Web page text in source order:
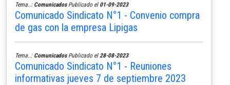
Tema..: ComunicadosPublicado el 01-09-2023
Comunicado Sindicato N°1 - Convenio compra
de gas con la empresa Lipigas
Tema..: ComunicadosPublicado el 28-08-2023
Comunicado Sindicato N°1 - Reuniones
informativas jueves 7 de septiembre 2023